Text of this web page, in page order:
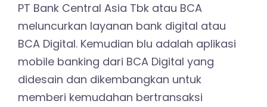
PT Bank Central Asia Tbk atau BCA
meluncurkan layanan bank digital atau
BCA Digital. Kemudian blu adalah aplikasi
mobile banking dari BCA Digital yang
didesain dan dikembangkan untuk
memberi kemudahan bertransaksi